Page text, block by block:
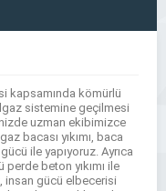
kapsamında kömürlü
sistemine geçilmesi
uzman ekibimizce
bacası yıkımı, baca
ile yapıyoruz. Ayrıca
perde beton yıkımı ile
insan gücü elbecerisi